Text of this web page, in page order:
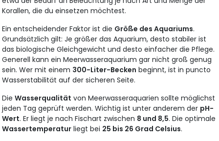
Korallen, die du einsetzen möchtest.
Ein entscheidender Faktor ist die Größe des Aquariums.
Grundsätzlich gilt: Je größer das Aquarium, desto stabiler ist
das biologische Gleichgewicht und desto einfacher die Pflege.
Generell kann ein Meerwasseraquarium gar nicht groß genug
sein. Wer mit einem 300-Liter-Becken beginnt, ist in puncto
Wasserstabilität auf der sicheren Seite.
DieWasserqualität von Meerwasseraquarien sollte möglichst
jeden Tag geprüft werden. Wichtig ist unter anderem der pH-
Wert. Er liegt je nach Fischart zwischen 8 und 8,5. Die optimale
Wassertemperatur liegt bei 25 bis 26 Grad Celsius.